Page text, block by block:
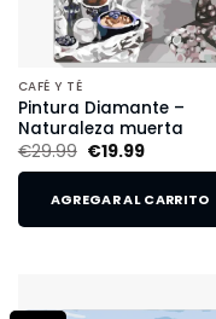
CAFÉ Y TÉ
Pintura Diamante –
Naturaleza muerta
€29.99 €19.99
AGREGAR AL CARRITO